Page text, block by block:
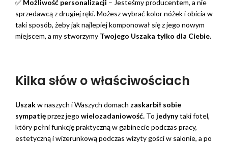
✅ Możliwość personalizacji – Jesteśmy producentem, a nie
sprzedawcą z drugiej ręki. Możesz wybrać kolor nóżek i obicia w
taki sposób, żeby jak najlepiej komponował się z jego nowym
miejscem, a my stworzymy Twojego Uszaka tylko dla Ciebie.
Kilka słów o właściwościach
Uszakw naszych i Waszych domach zaskarbił sobie
sympatięprzez jego wielozadaniowość. To jedynytaki fotel,
który pełni funkcję praktyczną w gabinecie podczas pracy,
estetyczną i wizerunkową podczas wizyty gości w salonie, a po